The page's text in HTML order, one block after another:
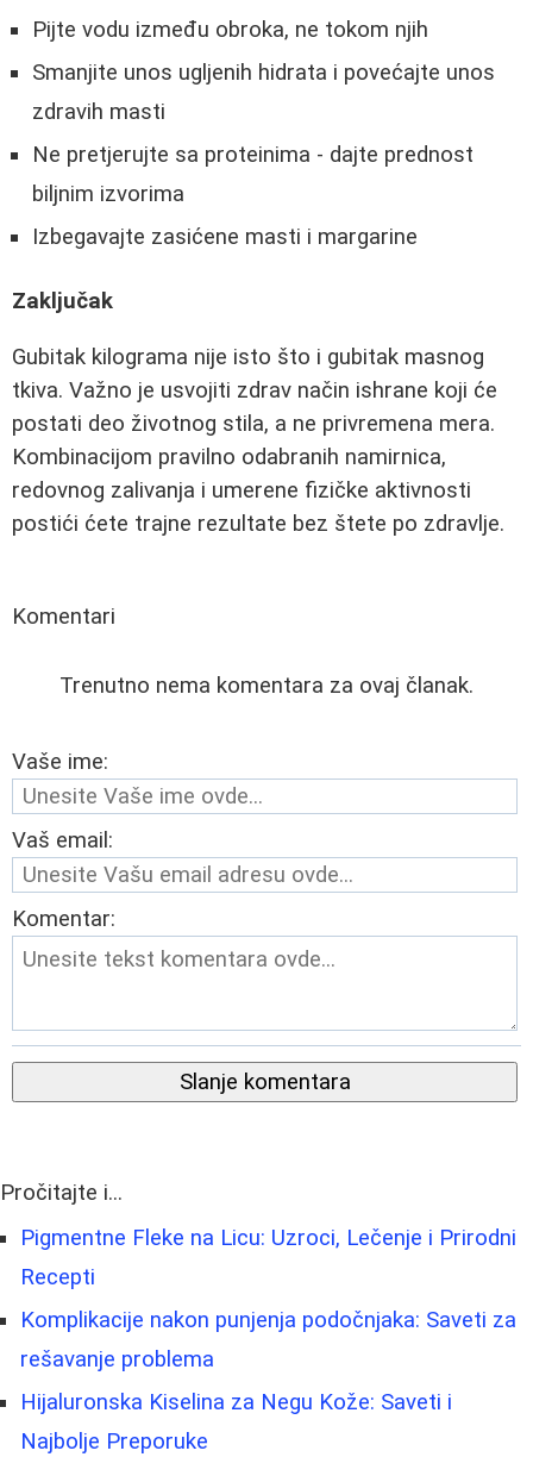
Pijte vodu između obroka, ne tokom njih
Smanjite unos ugljenih hidrata i povećajte unos
zdravih masti
Ne pretjerujte sa proteinima - dajte prednost
biljnim izvorima
Izbegavajte zasićene masti i margarine
Zaključak
Gubitak kilograma nije isto što i gubitak masnog
tkiva. Važno je usvojiti zdrav način ishrane koji će
postati deo životnog stila, a ne privremena mera.
Kombinacijom pravilno odabranih namirnica,
redovnog zalivanja i umerene fizičke aktivnosti
postići ćete trajne rezultate bez štete po zdravlje.
Komentari
Trenutno nema komentara za ovaj članak.
Vaše ime:
Vaš email:
Komentar:
Slanje komentara
Pročitajte i...
Pigmentne Fleke na Licu: Uzroci, Lečenje i Prirodni
Recepti
Komplikacije nakon punjenja podočnjaka: Saveti za
rešavanje problema
Hijaluronska Kiselina za Negu Kože: Saveti i
Najbolje Preporuke